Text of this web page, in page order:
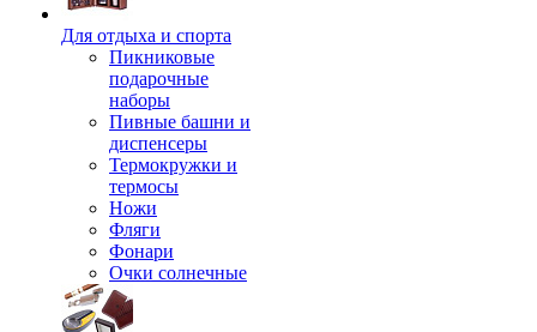
Для отдыха и спорта
Пикниковые
подарочные
наборы
Пивные башни и
диспенсеры
Термокружки и
термосы
Ножи
Фляги
Фонари
Очки солнечные